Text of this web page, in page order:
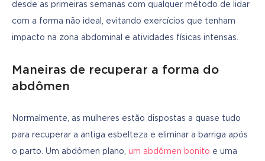
desde as primeiras semanas com qualquer método de lidar
com a forma não ideal, evitando exercícios que tenham
impacto na zona abdominal e atividades físicas intensas.
Maneiras de recuperar a forma do
abdômen
Normalmente, as mulheres estão dispostas a quase tudo
para recuperar a antiga esbelteza e eliminar a barriga após
o parto. Um abdômen plano, um abdômen bonito e uma